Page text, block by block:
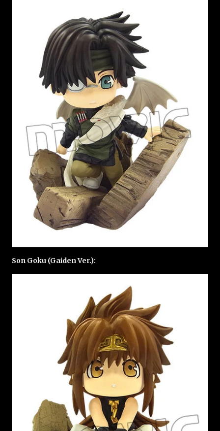
Son Goku (Gaiden Ver.):